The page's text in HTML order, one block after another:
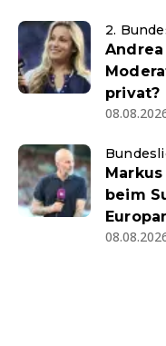
2.
privat?
beim